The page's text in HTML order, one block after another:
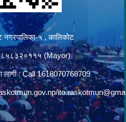
नगरपालिका-५ , कालिकोट
(Mayor)
लागी : Call 1618070768709
/